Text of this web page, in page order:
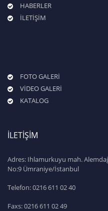
HABERLER
İLETİŞİM
FOTO GALERİ
VİDEO GALERİ
KATALOG
İLETİŞİM
Adres: Ihlamurkuyu mah.
No:9 Ümraniye/İstanbul
Telefon: 0216 611 02 40
Faxs: 0216 611 02 49